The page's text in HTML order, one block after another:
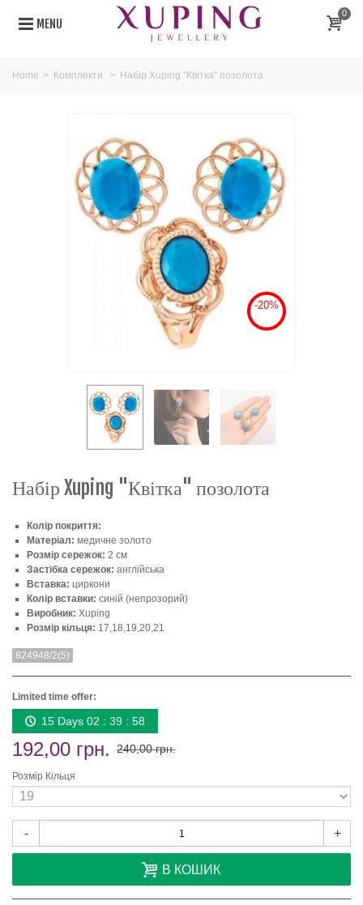
MENU
0
Home > Комплекти > Набір Xuping "Квітка" позолота
-20%
Набір Xuping "Квітка" позолота
Колір покриття:
Матеріал: медичне золото
Розмір сережок: 2 см
Застібка сережок: англійська
Вставка: циркони
Колір вставки: синій (непрозорий)
Виробник: Xuping
Розмір кільця: 17,18,19,20,21
824948/2(5)
Limited time offer:
15 Days 02 : 39 : 58
192,00 грн. 240,00 грн.
Розмір Кільця
- +
В КОШИК